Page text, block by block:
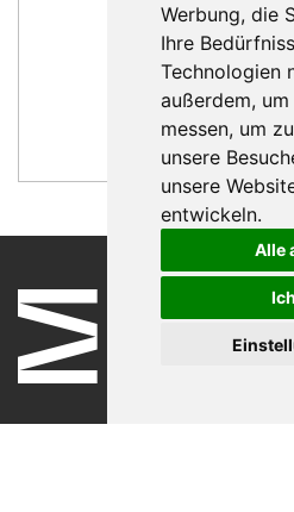
Werbung, die
Ihre
Technologien
außerdem,
messen, um
unsere
unsere
entwickeln.
Alle
Olivier
Area Sales Manager
Nachricht